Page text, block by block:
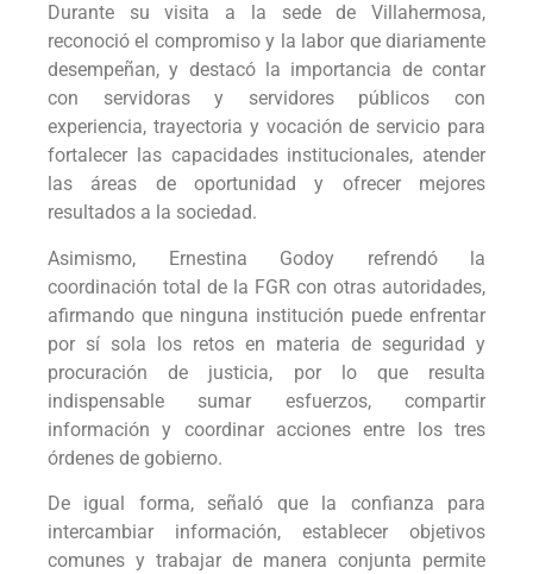
Durante su visita a la sede de Villahermosa,
reconoció el compromiso y la labor que diariamente
desempeñan, y destacó la importancia de contar
con servidoras y servidores públicos con
experiencia, trayectoria y vocación de servicio para
fortalecer las capacidades institucionales, atender
las áreas de oportunidad y ofrecer mejores
resultados a la sociedad.
Asimismo, Ernestina Godoy refrendó la
coordinación total de la FGR con otras autoridades,
afirmando que ninguna institución puede enfrentar
por sí sola los retos en materia de seguridad y
procuración de justicia, por lo que resulta
indispensable sumar esfuerzos, compartir
información y coordinar acciones entre los tres
órdenes de gobierno.
De igual forma, señaló que la confianza para
intercambiar información, establecer objetivos
comunes y trabajar de manera conjunta permite